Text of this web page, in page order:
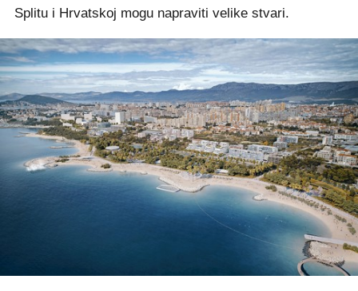
Splitu i Hrvatskoj mogu napraviti velike stvari.